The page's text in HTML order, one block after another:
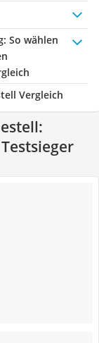
: So wählen
Vergleich